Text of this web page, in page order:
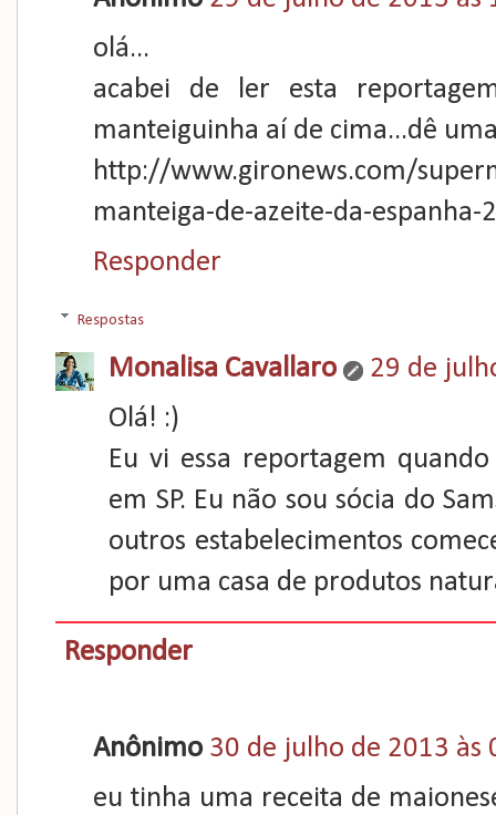
olá...
acabei de ler esta
manteiguinha aí de cima...dê
http://www.gironews.com/
manteiga-de-azeite-da-espanha-
Responder
Respostas
Monalisa Cavallaro
29 de
Olá! :)
Eu vi essa reportagem
em SP. Eu não sou sócia do
outros estabelecimentos
por uma casa de produtos
Responder
Anônimo 30 de julho de 2013 às
eu tinha uma receita de